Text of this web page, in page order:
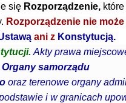
się Rozporządzenie,które
Rozporządzenie nie
ani z Konstytucją.
Akty prawa
Organy samorządu
oraz terenowe organy
i w granicach